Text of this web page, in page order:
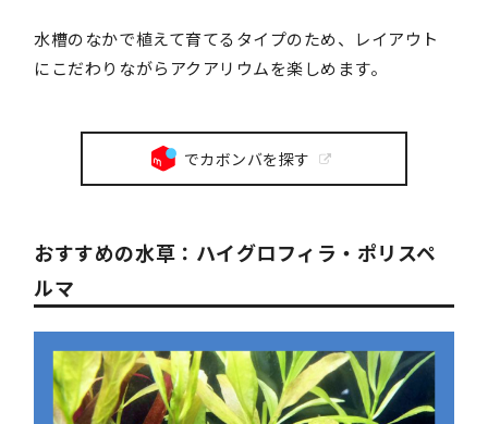
水槽のなかで植えて育てるタイプのため、レイアウト
にこだわりながらアクアリウムを楽しめます。
でカボンバを探す
おすすめの水草：ハイグロフィラ・ポリスペ
ルマ